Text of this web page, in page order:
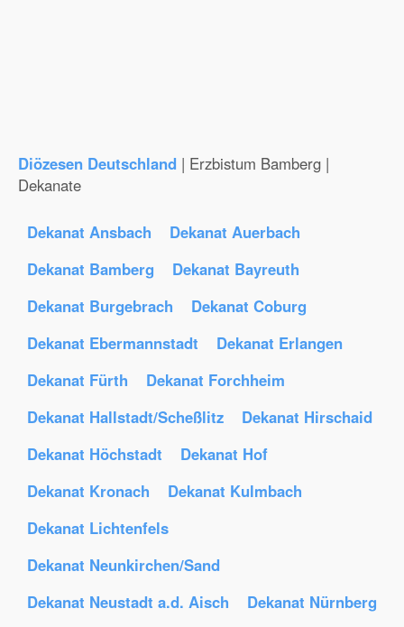
Diözesen Deutschland | Erzbistum Bamberg |
Dekanate
Dekanat Ansbach
Dekanat Auerbach
Dekanat Bamberg
Dekanat Bayreuth
Dekanat Burgebrach
Dekanat Coburg
Dekanat Ebermannstadt
Dekanat Erlangen
Dekanat Fürth
Dekanat Forchheim
Dekanat Hallstadt/Scheßlitz
Dekanat Hirschaid
Dekanat Höchstadt
Dekanat Hof
Dekanat Kronach
Dekanat Kulmbach
Dekanat Lichtenfels
Dekanat Neunkirchen/Sand
Dekanat Neustadt a.d. Aisch
Dekanat Nürnberg